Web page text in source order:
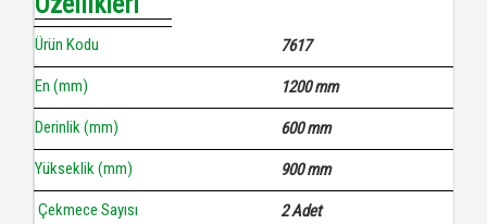
Ürün Kodu 7617
En (mm) 1200 mm
Derinlik (mm) 600 mm
Yükseklik (mm) 900 mm
Çekmece Sayısı
2 Adet